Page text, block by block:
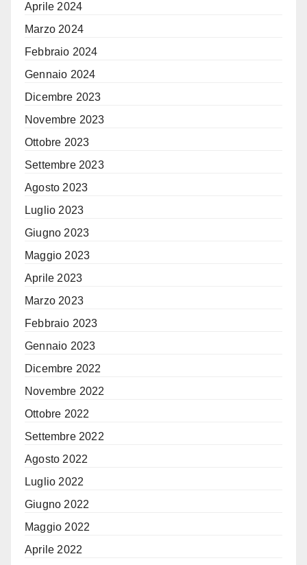
Aprile 2024
Marzo 2024
Febbraio 2024
Gennaio 2024
Dicembre 2023
Novembre 2023
Ottobre 2023
Settembre 2023
Agosto 2023
Luglio 2023
Giugno 2023
Maggio 2023
Aprile 2023
Marzo 2023
Febbraio 2023
Gennaio 2023
Dicembre 2022
Novembre 2022
Ottobre 2022
Settembre 2022
Agosto 2022
Luglio 2022
Giugno 2022
Maggio 2022
Aprile 2022